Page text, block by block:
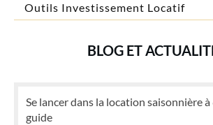
Outils Investissement Locatif
BLOG ET
Se lancer dans la location saisonnière à
guide